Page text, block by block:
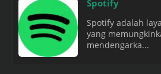
Spotify
Spotify adalah
yang
mendengarka...